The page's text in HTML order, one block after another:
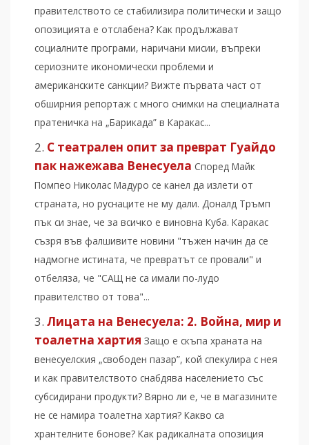
правителството се стабилизира политически и защо
опозицията е отслабена? Как продължават
социалните програми, наричани мисии, въпреки
сериозните икономически проблеми и
американските санкции? Вижте първата част от
обширния репортаж с много снимки на специалната
пратеничка на „Барикада” в Каракас...
С театрален опит за преврат Гуайдо
пак нажежава Венесуела Според Майк
Помпео Николас Мадуро се канел да излети от
страната, но руснаците не му дали. Доналд Тръмп
пък си знае, че за всичко е виновна Куба. Каракас
съзря във фалшивите новини "тъжен начин да се
надмогне истината, че превратът се провали" и
отбеляза, че "САЩ не са имали по-лудо
правителство от това"...
Лицата на Венесуела: 2. Война, мир и
тоалетна хартия Защо е скъпа храната на
венесуелския „свободен пазар”, кой спекулира с нея
и как правителството снабдява населението със
субсидирани продукти? Вярно ли е, че в магазините
не се намира тоалетна хартия? Какво са
хрантелните бонове? Как радикалната опозиция